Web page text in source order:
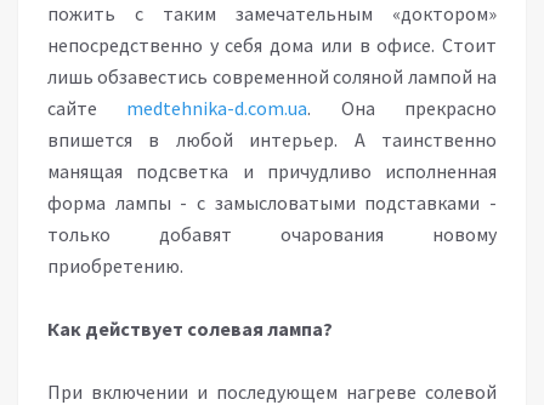
пожить с таким замечательным «доктором»
непосредственно у себя дома или в офисе. Стоит
лишь обзавестись современной соляной лампой на
сайте medtehnika-d.com.ua. Она прекрасно
впишется в любой интерьер. А таинственно
манящая подсветка и причудливо исполненная
форма лампы - с замысловатыми подставками -
только добавят очарования новому
приобретению.
Как действует солевая лампа?
При включении и последующем нагреве солевой